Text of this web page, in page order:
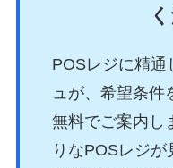
POSレジに精通
ュが、希望条件
無料でご案内し
りなPOSレジ